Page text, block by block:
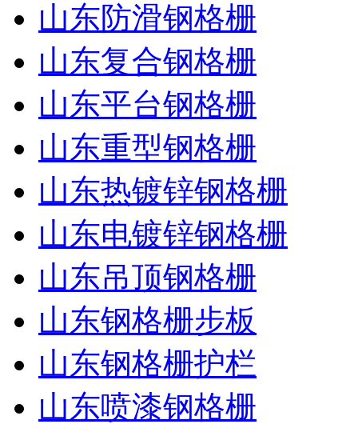
山东防滑钢格栅
山东复合钢格栅
山东平台钢格栅
山东重型钢格栅
山东热镀锌钢格栅
山东电镀锌钢格栅
山东吊顶钢格栅
山东钢格栅步板
山东钢格栅护栏
山东喷漆钢格栅